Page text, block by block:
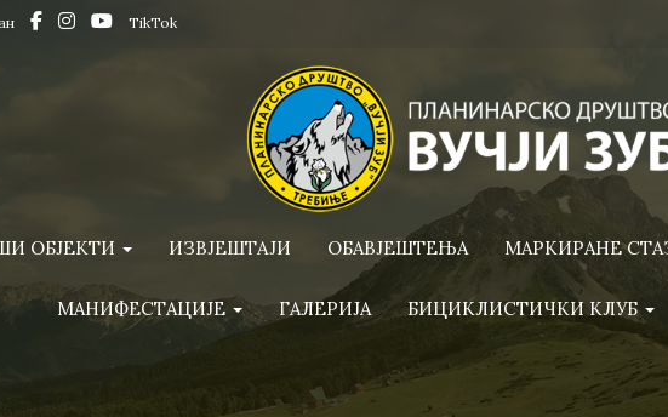
TikTok
ОБЈЕКТИ ИЗВЈЕШТАЈИ ОБАВЈЕШТЕЊА МАРКИРАНЕ
МАНИФЕСТАЦИЈЕ ГАЛЕРИЈА БИЦИКЛИСТИЧКИ КЛУБ